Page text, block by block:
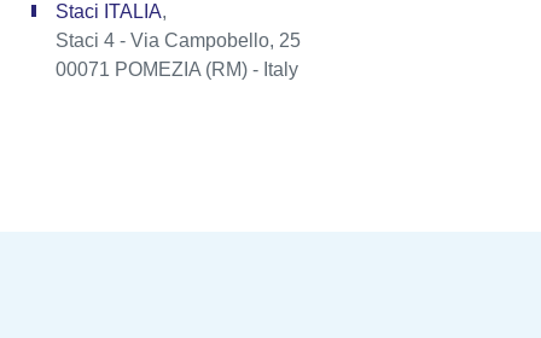
Staci ITALIA,
Staci 4 - Via Campobello, 25
00071 POMEZIA (RM) - Italy